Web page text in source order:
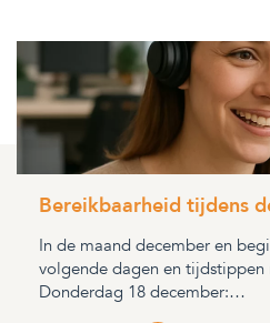
Bereikbaarheid tijdens
In de maand december en
volgende dagen en tijdstippen
Donderdag 18 december:…